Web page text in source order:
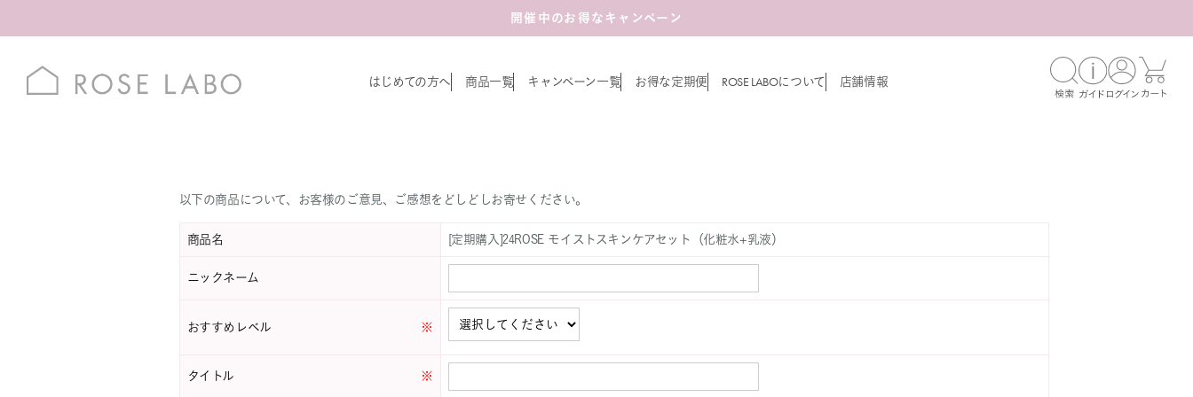
開催中のお得なキャンペーン
はじめての方へ 商品一覧 キャンペーン一覧 お得な定期便 ROSE LABOについて 店舗情報
以下の商品について、お客様のご意見、ご感想をどしどしお寄せください。
商品名 [定期購入]24ROSE モイストスキンケアセット（化粧水+乳液）
ニックネーム
おすすめレベル ※
タイトル ※